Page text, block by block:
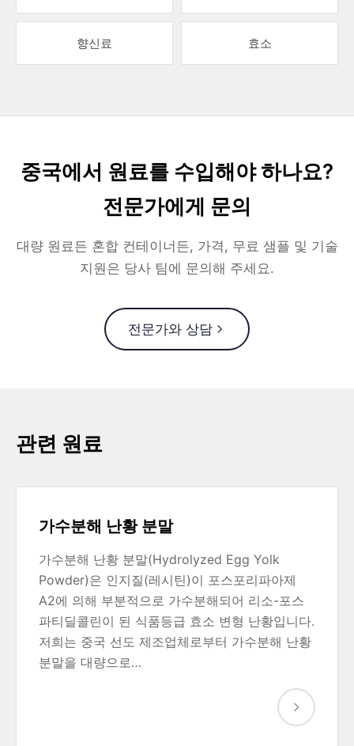
향신료 효소
중국에서 원료를 수입해야 하나요?
전문가에게 문의
대량 원료든 혼합 컨테이너든, 가격, 무료 샘플 및 기술
지원은 당사 팀에 문의해 주세요.
전문가와 상담
관련 원료
가수분해 난황 분말
가수분해 난황 분말(Hydrolyzed Egg Yolk
Powder)은 인지질(레시틴)이 포스포리파아제
A2에 의해 부분적으로 가수분해되어 리소-포스
파티딜콜린이 된 식품등급 효소 변형 난황입니다.
저희는 중국 선도 제조업체로부터 가수분해 난황
분말을 대량으로…